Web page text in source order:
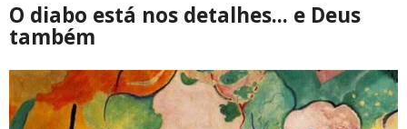
O diabo está nos detalhes... e Deus
também